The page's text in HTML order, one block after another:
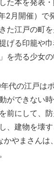
た本を発表
2月開催）で
た江戸の町
げる印籠や
を売る少女の
代の江戸は
ができない
前にして、
、建物を壊
かやまさんは